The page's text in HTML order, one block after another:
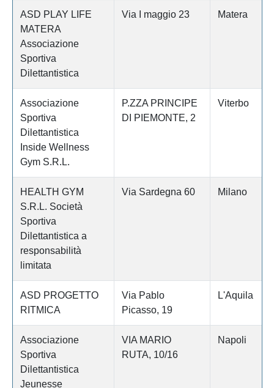
ASD PLAY LIFE
MATERA
Associazione
Sportiva
Dilettantistica
Via I maggio 23 Matera
Associazione
Sportiva
Dilettantistica
Inside Wellness
Gym S.R.L.
P.ZZA PRINCIPE
DI PIEMONTE, 2
Viterbo
HEALTH GYM
S.R.L. Società
Sportiva
Dilettantistica a
responsabilità
limitata
Via Sardegna 60 Milano
ASD PROGETTO
RITMICA
Via Pablo
Picasso, 19
L'Aquila
Associazione
Sportiva
Dilettantistica
Jeunesse
VIA MARIO
RUTA, 10/16
Napoli